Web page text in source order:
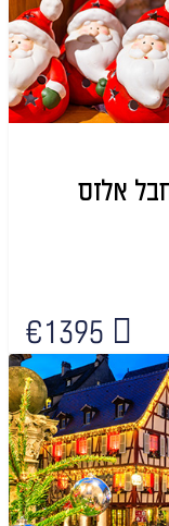
אלזס
€1395